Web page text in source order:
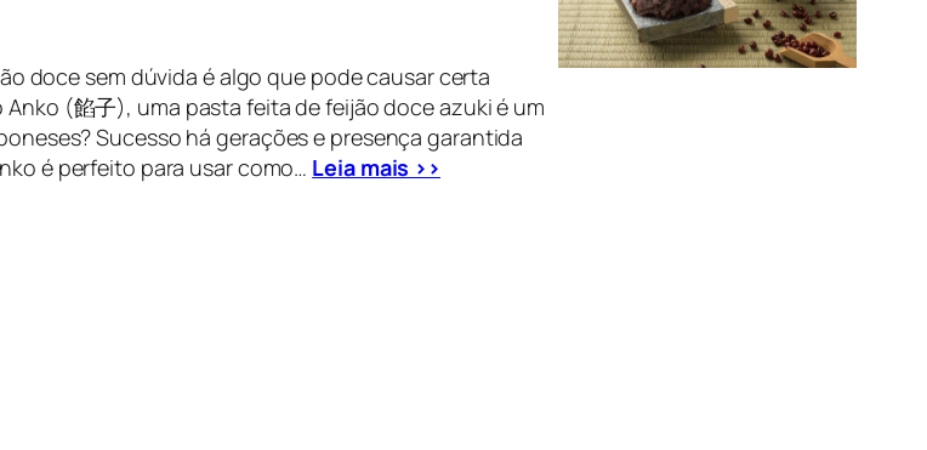
doce sem dúvida é algo que pode causar certa
(餡子), uma pasta feita de feijão doce azuki é um
Sucesso há gerações e presença garantida
é perfeito para usar como… Leia mais >>